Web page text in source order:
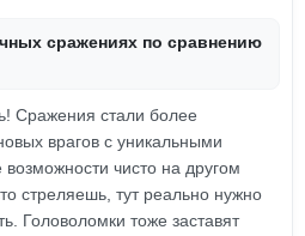
сражениях по сравнению
Сражения стали более
врагов с уникальными
чисто на другом
стреляешь, тут реально нужно
Головоломки тоже заставят